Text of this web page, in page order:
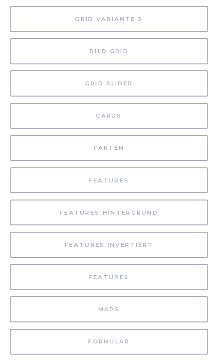
GRID VARIANTE 3
BILD GRID
GRID SLIDER
CARDS
FAKTEN
FEATURES
FEATURES HINTERGRUND
FEATURES INVERTIERT
FEATURES
MAPS
FORMULAR